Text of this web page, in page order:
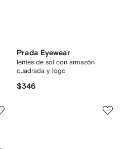
Prada Eyewear
lentes de sol con armazón
cuadrada y logo
$346